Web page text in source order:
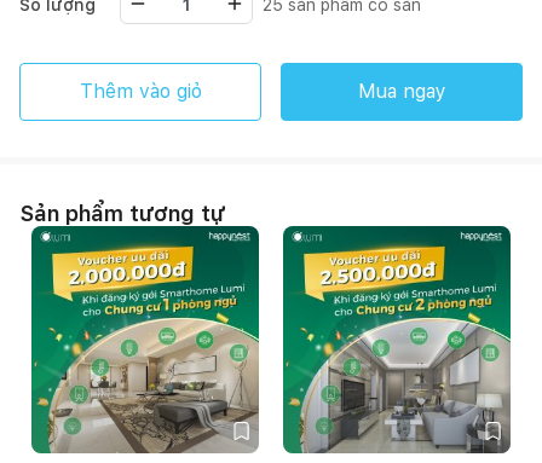
Số lượng 25 sản phẩm có sẵn
Thêm vào giỏ Mua ngay
Sản phẩm tương tự